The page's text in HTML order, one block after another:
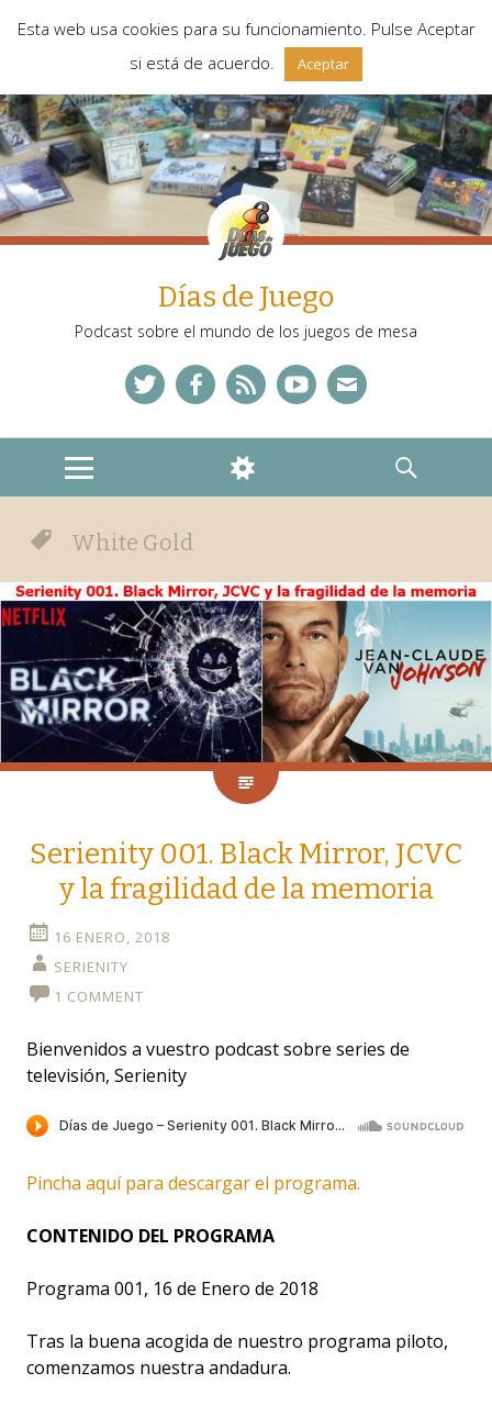
Días de Juego
Podcast sobre el mundo de los juegos de mesa
MENU
WIDGETS
SEARCH
White Gold
Serienity 001. Black Mirror, JCVC
y la fragilidad de la memoria
16 ENERO, 2018
SERIENITY
1 COMMENT
Bienvenidos a vuestro podcast sobre series de
televisión, Serienity
Pincha aquí para descargar el programa.
CONTENIDO DEL PROGRAMA
Programa 001, 16 de Enero de 2018
Tras la buena acogida de nuestro programa piloto,
comenzamos nuestra andadura.
Esta web usa cookies para su funcionamiento. Pulse Aceptar
si está de acuerdo.
Aceptar